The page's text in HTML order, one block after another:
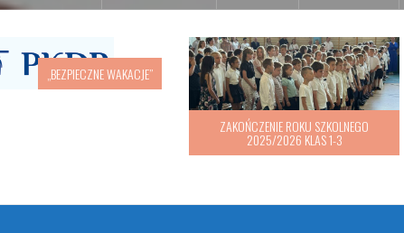
„BEZPIECZNE WAKACJE”